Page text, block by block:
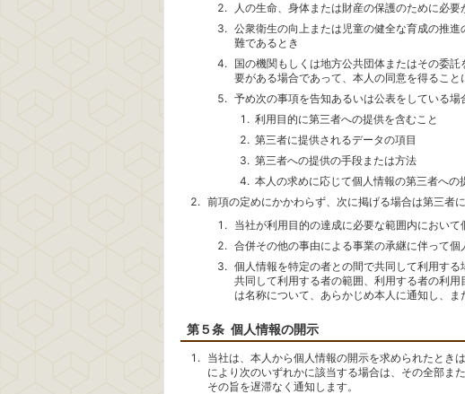
人の生命、身体または財産の保護のために必
公衆衛生の向上または児童の健全な育成の推
難であるとき
国の機関もしくは地方公共団体またはその委
要がある場合であって、本人の同意を得るこ
予め次の事項を告知あるいは公表をしている場
利用目的に第三者への提供を含むこと
第三者に提供されるデータの項目
第三者への提供の手段または方法
本人の求めに応じて個人情報の第三者への
前項の定めにかかわらず、次に掲げる場合は第三者
当社が利用目的の達成に必要な範囲内におい
合併その他の事由による事業の承継に伴って個
個人情報を特定の者との間で共同して利用す
共同して利用する者の範囲、利用する者の利
は名称について、あらかじめ本人に通知し、
第５条 個人情報の開示
当社は、本人から個人情報の開示を求められたとき
により次のいずれかに該当する場合は、その全部ま
その旨を遅滞なく通知します。